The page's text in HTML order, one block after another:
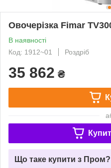
Овочерізка Fimar
В наявності
Код: 1912~01
Роздріб
35 862 ₴
Що таке купити з Пром?